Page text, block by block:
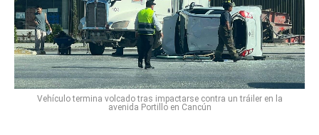
Vehículo termina volcado tras impactarse contra un tráiler en la
avenida Portillo en Cancún